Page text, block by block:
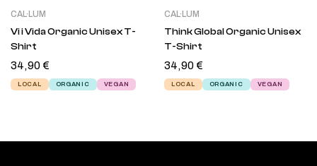
CAL·LUM
Vi i Vida Organic Unisex T-
Shirt
34,90€
LOCAL ORGANIC VEGAN
CAL·LUM
Think Global Organic Unisex
T-Shirt
34,90€
LOCAL ORGANIC VEGAN